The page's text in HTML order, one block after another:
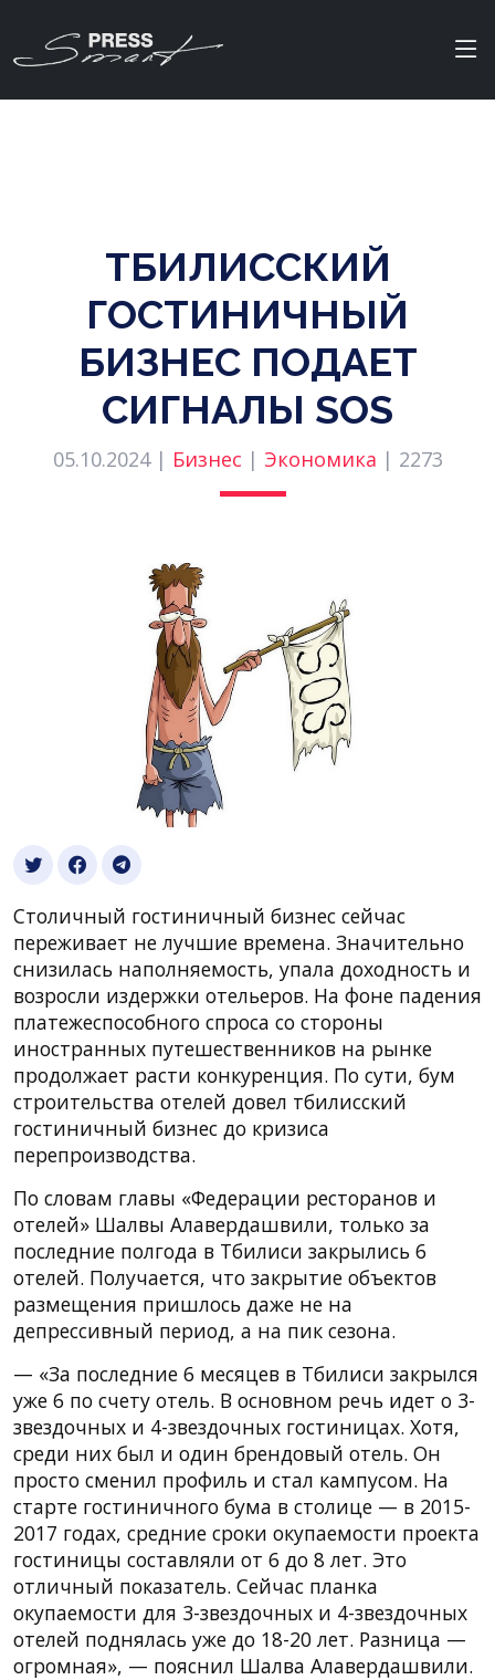
ТБИЛИССКИЙ
ГОСТИНИЧНЫЙ
БИЗНЕС ПОДАЕТ
СИГНАЛЫ SOS
05.10.2024 | Бизнес | Экономика | 2273
Столичный гостиничный бизнес сейчас
переживает не лучшие времена. Значительно
снизилась наполняемость, упала доходность и
возросли издержки отельеров. На фоне падения
платежеспособного спроса со стороны
иностранных путешественников на рынке
продолжает расти конкуренция. По сути, бум
строительства отелей довел тбилисский
гостиничный бизнес до кризиса
перепроизводства.
По словам главы «Федерации ресторанов и
отелей» Шалвы Алавердашвили, только за
последние полгода в Тбилиси закрылись 6
отелей. Получается, что закрытие объектов
размещения пришлось даже не на
депрессивный период, а на пик сезона.
— «За последние 6 месяцев в Тбилиси закрылся
уже 6 по счету отель. В основном речь идет о 3-
звездочных и 4-звездочных гостиницах. Хотя,
среди них был и один брендовый отель. Он
просто сменил профиль и стал кампусом. На
старте гостиничного бума в столице — в 2015-
2017 годах, средние сроки окупаемости проекта
гостиницы составляли от 6 до 8 лет. Это
отличный показатель. Сейчас планка
окупаемости для 3-звездочных и 4-звездочных
отелей поднялась уже до 18-20 лет. Разница —
огромная», — пояснил Шалва Алавердашвили.